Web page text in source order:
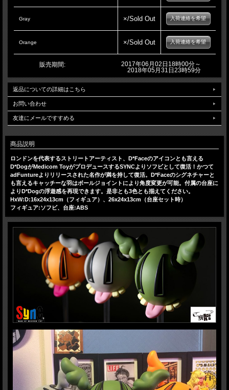
Gray ×/Sold Out 入荷連絡を希望
Orange ×/Sold Out 入荷連絡を希望
販売期間:
2017年06月02日18時00分～
2018年05月31日23時59分
返品についての詳細はこちら
お問い合わせ
友達にメールですすめる
商品説明
ロンドンを代表するストリートアーティスト、D*Faceのアイコンとも言える
D*DogがMedicom ToyがプロデュースするSYNCよりソフビとして復活！かつて
adFuntureよりリリースされた名作が満を持して復活。D*Faceのシグネチャーと
も言えるキャッチーな羽はボールジョイントにより角度変更が可能。付属の台座に
よりD*Dogの浮遊感を再現できます。是非とも3色とも揃えてください。
HxW:D:16x24x13cm（フィギュア）、26x24x13cm（台座セット時）
フィギュア:ソフビ、台座:ABS